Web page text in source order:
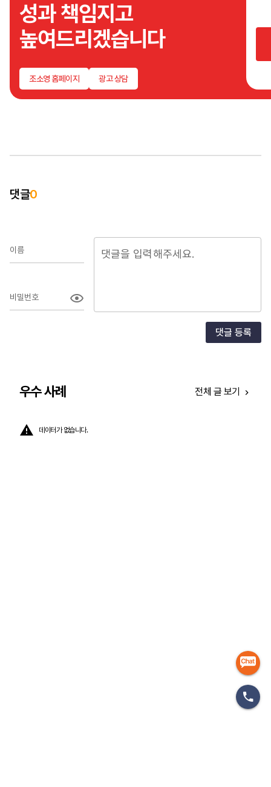
성과 책임지고
높여드리겠습니다
조소영 홈페이지 광고 상담
절!
않
댓글0
이름
비밀번호
댓글 등록
우수 사례 전체 글 보기
데이터가 없습니다.